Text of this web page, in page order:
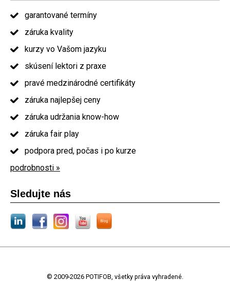
garantované termíny
záruka kvality
kurzy vo Vašom jazyku
skúsení lektori z praxe
pravé medzinárodné certifikáty
záruka najlepšej ceny
záruka udržania know-how
záruka fair play
podpora pred, počas i po kurze
podrobnosti »
Sledujte nás
© 2009-2026 POTIFOB, všetky práva vyhradené.